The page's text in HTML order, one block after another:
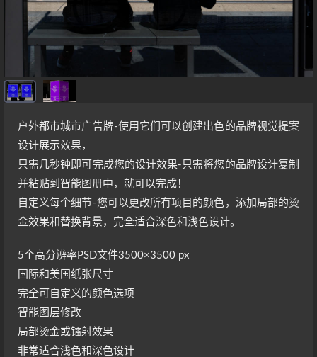
户外都市城市广告牌-使用它们可以创建出色的品牌视觉提案
设计展示效果，
只需几秒钟即可完成您的设计效果-只需将您的品牌设计复制
并粘贴到智能图册中，就可以完成！
自定义每个细节-您可以更改所有项目的颜色，添加局部的烫
金效果和替换背景，完全适合深色和浅色设计。
5个高分辨率PSD文件3500×3500 px
国际和美国纸张尺寸
完全可自定义的颜色选项
智能图层修改
局部烫金或镭射效果
非常适合浅色和深色设计